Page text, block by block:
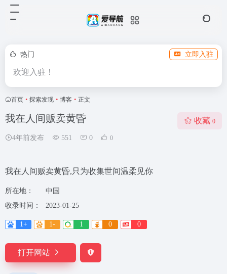
热门 立即入驻
欢迎入驻！
首页 • 探索发现 • 博客 • 正文
我在人间贩卖黄昏
4年前发布 551 0 0
收藏 0
我在人间贩卖黄昏,只为收集世间温柔见你
所在地：
中国
收录时间：
2023-01-25
1+ 1- 1 0 0
打开网站